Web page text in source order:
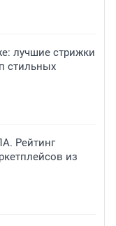
лучшие стрижки
стильных
Рейтинг
из